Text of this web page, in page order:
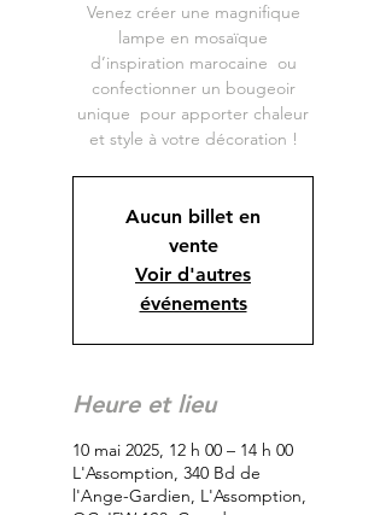
Venez créer une magnifique
lampe en mosaïque
d’inspiration marocaine ou
confectionner un bougeoir
unique pour apporter chaleur
et style à votre décoration !
Aucun billet en
vente
Voir d'autres
événements
Heure et lieu
10 mai 2025, 12 h 00 – 14 h 00
L'Assomption, 340 Bd de
l'Ange-Gardien, L'Assomption,